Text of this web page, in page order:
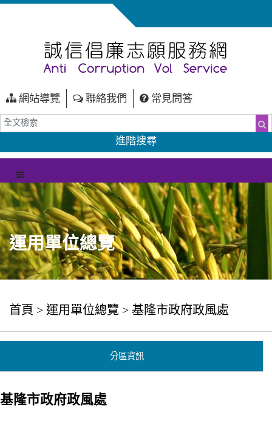
網站導覽 聯絡我們 常見問答
搜
進階搜尋
選單
運用單位總覽
首頁 > 運用單位總覽 > 基隆市政府政風處
分區資訊
基隆市政府政風處